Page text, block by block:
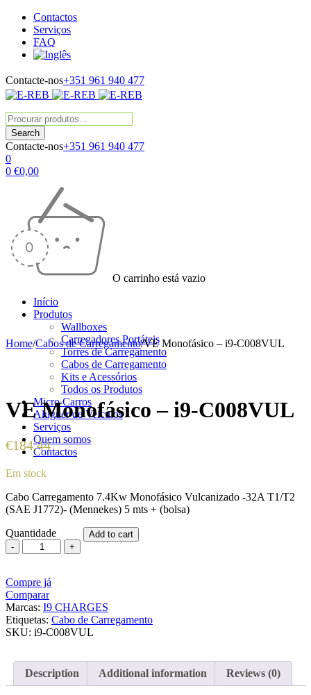
Contactos
Serviços
FAQ
Contacte-nos+351 961 940 477
Contacte-nos+351 961 940 477
0
0 €0,00
O carrinho está vazio
Início
Produtos
Wallboxes
Carregadores Portáteis
Torres de Carregamento
Cabos de Carregamento
Kits e Acessórios
Todos os Produtos
Micro Carros
Aluguer de Veículos
Serviços
Quem somos
Contactos
Home/Cabos de Carregamento/VE Monofásico – i9-C008VUL
VE Monofásico – i9-C008VUL
€184,44
Em stock
Cabo Carregamento 7.4Kw Monofásico Vulcanizado -32A T1/T2
(SAE J1772)- (Mennekes) 5 mts + (bolsa)
Quantidade
Monofásico
i9-
C008VUL
quantity
Add to cart
Compre já
Comparar
Marcas: I9 CHARGES
Etiquetas: Cabo de Carregamento
SKU: i9-C008VUL
Description Additional information Reviews (0)